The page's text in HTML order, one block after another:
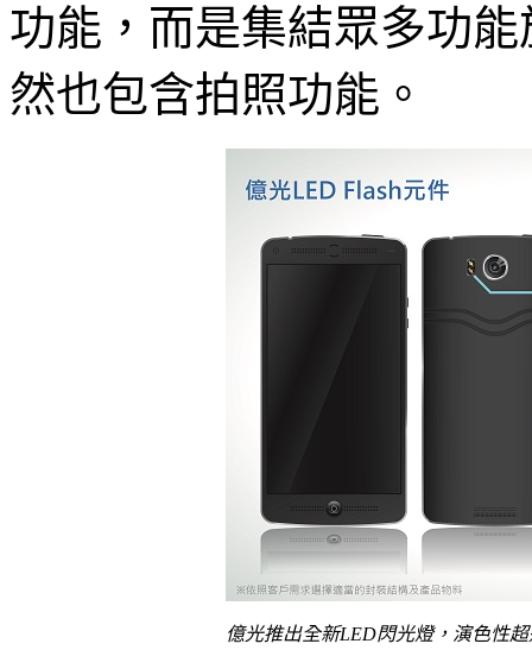
功能，而是集結眾多功
然也包含拍照功能。
億光推出全新LED閃光燈，演色性